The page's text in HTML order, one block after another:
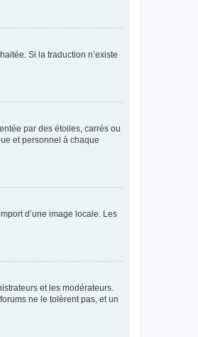
Si la traduction n’existe
par des étoiles, carrés ou
et personnel à chaque
d’une image locale. Les
et les modérateurs.
ne le tolèrent pas, et un